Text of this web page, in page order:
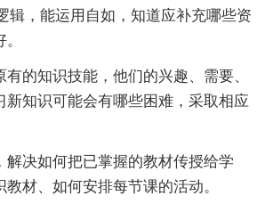
辑，能运用自如，知道应补充哪些资
的知识技能，他们的兴趣、需要、
新知识可能会有哪些困难，采取相应
决如何把已掌握的教材传授给学
材、如何安排每节课的活动。